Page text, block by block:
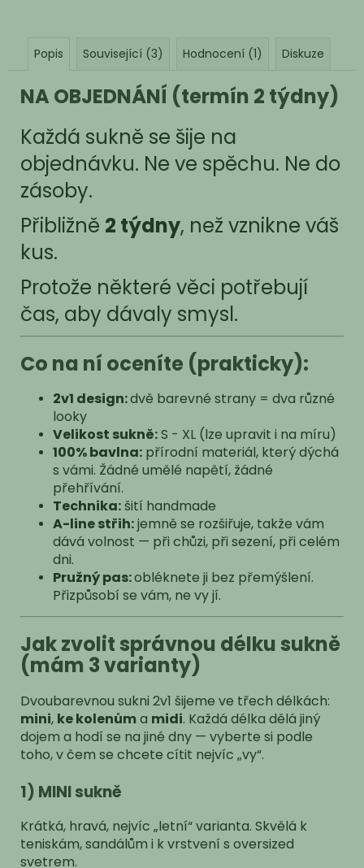
Popis Související (3) Hodnocení (1) Diskuze
NA OBJEDNÁNÍ (termín 2 týdny)
Každá sukně se šije na
objednávku. Ne ve spěchu. Ne do
zásoby.
Přibližně 2 týdny, než vznikne váš
kus.
Protože některé věci potřebují
čas, aby dávaly smysl.
Co na ní oceníte (prakticky):
2v1 design:dvě barevné strany = dva různé
looky
Velikost sukně:S - XL (lze upravit i na míru)
100% bavlna: přírodní materiál, který dýchá
s vámi. Žádné umělé napětí, žádné
přehřívání.
Technika:šití handmade
A-line střih:jemně se rozšiřuje, takže vám
dává volnost — při chůzi, při sezení, při celém
dni.
Pružný pas:obléknete ji bez přemýšlení.
Přizpůsobí se vám, ne vy jí.
Jak zvolit správnou délku sukně
(mám 3 varianty)
Dvoubarevnou sukni 2v1 šijeme ve třech délkách:
mini, ke kolenůma midi. Každá délka dělá jiný
dojem a hodí se na jiné dny — vyberte si podle
toho, v čem se chcete cítit nejvíc „vy“.
1) MINI sukně
Krátká, hravá, nejvíc „letní“ varianta. Skvělá k
teniskám, sandálům i k vrstvení s oversized
svetrem.